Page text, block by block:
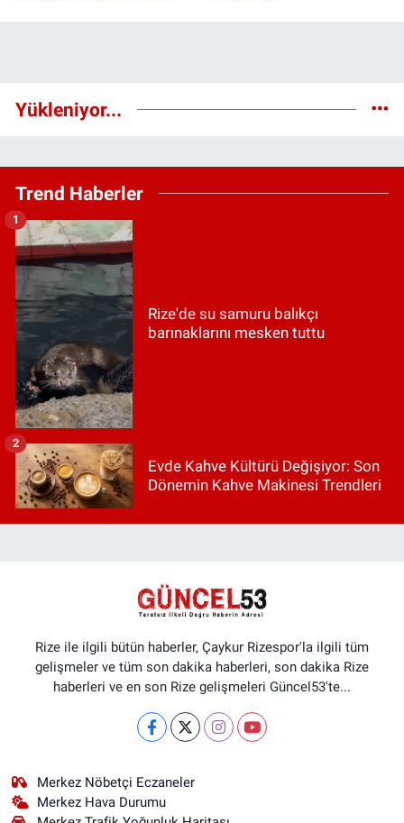
Yükleniyor...
Trend Haberler
Rize'de su samuru balıkçı
barınaklarını mesken tuttu
1
Evde Kahve Kültürü Değişiyor: Son
Dönemin Kahve Makinesi Trendleri
2
Rize ile ilgili bütün haberler, Çaykur Rizespor'la ilgili tüm
gelişmeler ve tüm son dakika haberleri, son dakika Rize
haberleri ve en son Rize gelişmeleri Güncel53'te...
Merkez Nöbetçi Eczaneler
Merkez Hava Durumu